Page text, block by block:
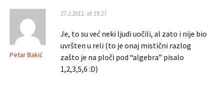
Petar Bakić
27.2.2011. at 19:27
Je, to su već neki ljudi uočili, al zato i nije bio
uvršten u reli (to je onaj mistični razlog
zašto je na ploči pod “algebra” pisalo
1,2,3,5,6 :D)